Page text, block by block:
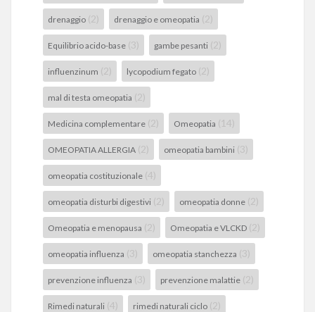
drenaggio (2) drenaggio e omeopatia (2)
Equilibrio acido-base (3) gambe pesanti (2)
influenzinum (2) lycopodium fegato (2)
mal di testa omeopatia (2)
Medicina complementare (2) Omeopatia (14)
OMEOPATIA ALLERGIA (2) omeopatia bambini (3)
omeopatia costituzionale (4)
omeopatia disturbi digestivi (2) omeopatia donne (2)
Omeopatia e menopausa (2) Omeopatia e VLCKD (2)
omeopatia influenza (3) omeopatia stanchezza (3)
prevenzione influenza (3) prevenzione malattie (2)
Rimedi naturali (4) rimedi naturali ciclo (2)